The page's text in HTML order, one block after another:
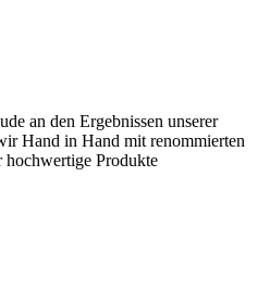
an den Ergebnissen unserer
Hand in Hand mit renommierten
hochwertige Produkte